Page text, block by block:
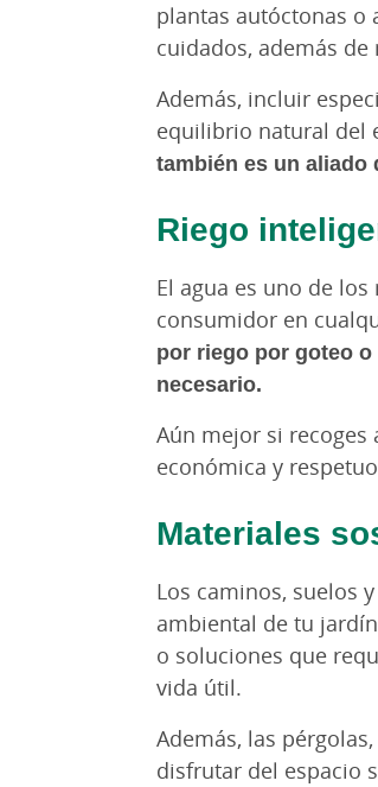
plantas autóctonas o
cuidados, además
Además, incluir
equilibrio natural del
también es un aliado
Riego
El agua es uno de
consumidor en
por riego por goteo
necesario.
Aún mejor si recoges
económica y
Materiales
Los caminos, suelos
ambiental de tu
o soluciones que
vida útil.
Además, las
disfrutar del espacio